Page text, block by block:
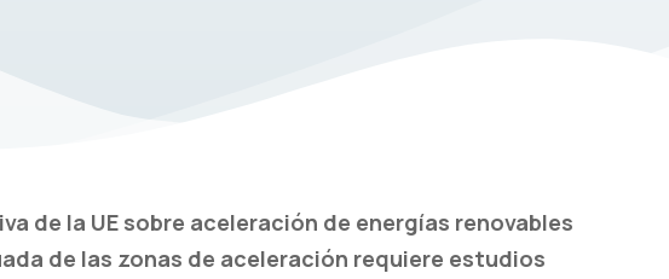
de la UE sobre aceleración de energías renovables
de las zonas de aceleración requiere estudios